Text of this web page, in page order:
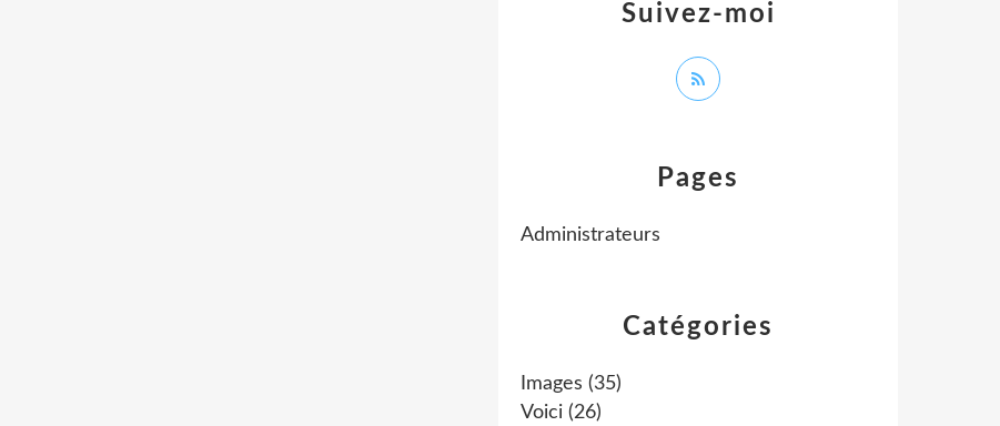
Catégories
Images (35)
Voici (26)
Pages
Administrateurs
Suivez-moi